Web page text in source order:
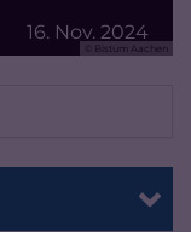
16. Nov. 2024
© Bistum Aachen